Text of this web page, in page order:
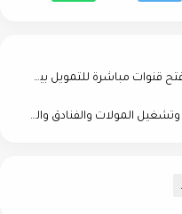
رئيس مجلس العقار المصرى :ضرورة فتح قنوات مباشرة للتمويل بين المطورين والبنوك لتنشيط السوق
شراكة بين MRB و FACIL العالمية لادارة وتشغيل المولات والفنادق والمنتجعات السياحية